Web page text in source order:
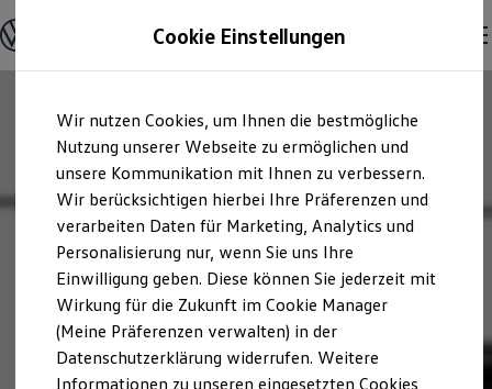
Hauptinhalt
springen
Footer
springen
Offene Stellen entdecken
Einstiegsmöglichkeiten
Schüler
Schülerpraktikum
Schüler Ferienjobs
Einstiegsqualifizierung
Studenten
Praktikum
Abschlussarbeit
Master-Stipendium
Auslandspraktikum
Jobs in Semesterferien
Werkstudentin / Werkstudent
Absolventen
StartUp Direct
Doktorandenprogramm
Volontariat
Cookie Einstellungen
Wir nutzen Cookies, um Ihnen die bestmögliche
Nutzung unserer Webseite zu ermöglichen und
unsere Kommunikation mit Ihnen zu verbessern.
Wir berücksichtigen hierbei Ihre Präferenzen und
verarbeiten Daten für Marketing, Analytics und
Personalisierung nur, wenn Sie uns Ihre
Einwilligung geben. Diese können Sie jederzeit mit
Wirkung für die Zukunft im Cookie Manager
(Meine Präferenzen verwalten) in der
Datenschutzerklärung widerrufen. Weitere
Informationen zu unseren eingesetzten Cookies